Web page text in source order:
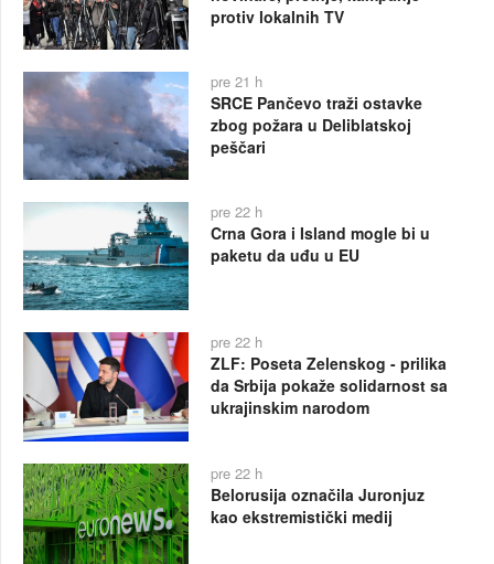
protiv lokalnih TV
pre 21 h
SRCE Pančevo traži ostavke
zbog požara u Deliblatskoj
peščari
pre 22 h
Crna Gora i Island mogle bi u
paketu da uđu u EU
pre 22 h
ZLF: Poseta Zelenskog - prilika
da Srbija pokaže solidarnost sa
ukrajinskim narodom
pre 22 h
Belorusija označila Juronjuz
kao ekstremistički medij